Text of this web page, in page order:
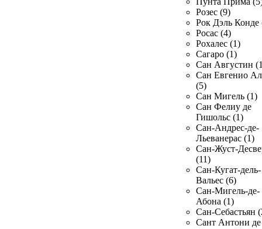
Розес (9)
Рок Дэль Конде
Росас (4)
Рохалес (1)
Сагаро (1)
Сан Августин
Сан Евгенио
(5)
Сан Мигель (1)
Сан Фелиу де
Гишольс (1)
Сан-Андрес-де-
Льеванерас (1)
Сан-Жуст-
(11)
Сан-Кугат-дель-
Вальес (6)
Сан-Мигель-де-
Абона (1)
Сан-Себастьян
Сант Антони де